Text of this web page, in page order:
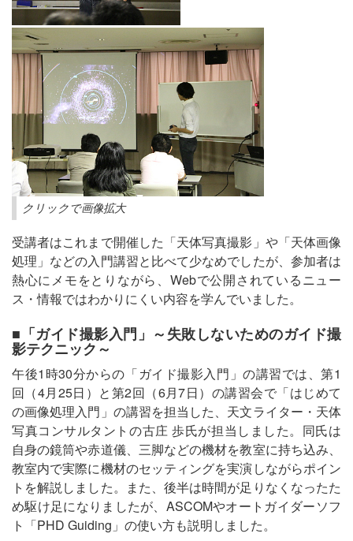
クリックで画像拡大
受講者はこれまで開催した「天体写真撮影」や「天体画像
処理」などの入門講習と比べて少なめでしたが、参加者は
熱心にメモをとりながら、Webで公開されているニュー
ス・情報ではわかりにくい内容を学んでいました。
■「ガイド撮影入門」～失敗しないためのガイド撮
影テクニック～
午後1時30分からの「ガイド撮影入門」の講習では、第1
回（4月25日）と第2回（6月7日）の講習会で「はじめて
の画像処理入門」の講習を担当した、天文ライター・天体
写真コンサルタントの古庄 歩氏が担当しました。同氏は
自身の鏡筒や赤道儀、三脚などの機材を教室に持ち込み、
教室内で実際に機材のセッティングを実演しながらポイン
トを解説しました。また、後半は時間が足りなくなったた
め駆け足になりましたが、ASCOMやオートガイダーソフ
ト「PHD Guiding」の使い方も説明しました。